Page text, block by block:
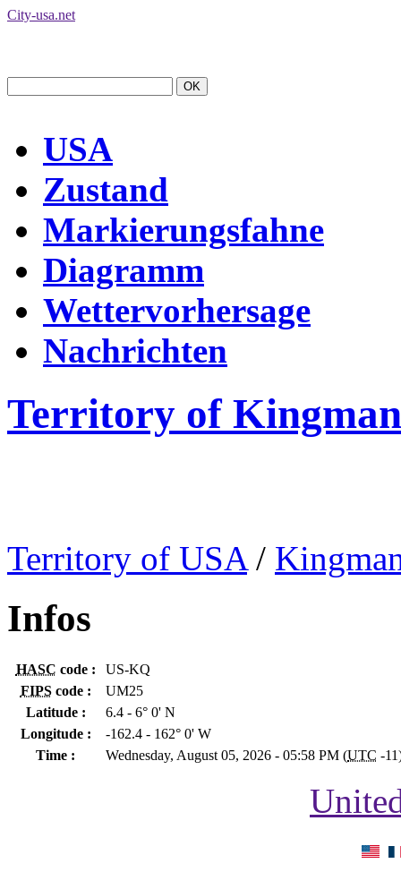
City-usa.net
USA
Zustand
Markierungsfahne
Diagramm
Wettervorhersage
Nachrichten
Territory of
Territory of USA/
Infos
HASC code :
US-KQ
FIPScode :
UM25
Latitude :
6.4 - 6° 0' N
Longitude :
-162.4 - 162° 0' W
Time :
Wednesday, August 05, 2026 - 05:58 PM (UTC -